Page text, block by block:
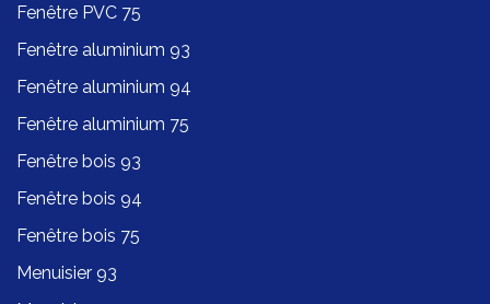
Fenêtre PVC 75
Fenêtre aluminium 93
Fenêtre aluminium 94
Fenêtre aluminium 75
Fenêtre bois 93
Fenêtre bois 94
Fenêtre bois 75
Menuisier 93